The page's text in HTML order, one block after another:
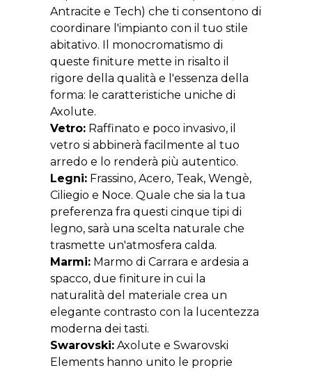
Antracite e Tech) che ti consentono di
coordinare l'impianto con il tuo stile
abitativo. Il monocromatismo di
queste finiture mette in risalto il
rigore della qualità e l'essenza della
forma: le caratteristiche uniche di
Axolute.
Vetro: Raffinato e poco invasivo, il
vetro si abbinerà facilmente al tuo
arredo e lo renderà più autentico.
Legni: Frassino, Acero, Teak, Wengè,
Ciliegio e Noce. Quale che sia la tua
preferenza fra questi cinque tipi di
legno, sarà una scelta naturale che
trasmette un'atmosfera calda.
Marmi: Marmo di Carrara e ardesia a
spacco, due finiture in cui la
naturalità del materiale crea un
elegante contrasto con la lucentezza
moderna dei tasti.
Swarovski: Axolute e Swarovski
Elements hanno unito le proprie